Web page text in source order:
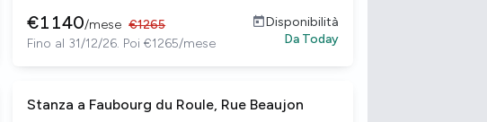
€1140/mese €1265
Fino al 31/12/26. Poi €1265/mese
Disponibilità
Da Today
Stanza a Faubourg du Roule, Rue Beaujon